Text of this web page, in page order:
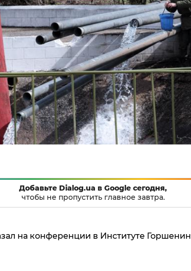
Добавьте Dialog.ua в Google сегодня,
чтобы не пропустить главное завтра.
на конференции в Институте